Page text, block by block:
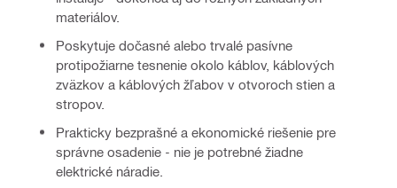
materiálov.
Poskytuje dočasné alebo trvalé pasívne
protipožiarne tesnenie okolo káblov, káblových
zväzkov a káblových žľabov v otvoroch stien a
stropov.
Prakticky bezprašné a ekonomické riešenie pre
správne osadenie - nie je potrebné žiadne
elektrické náradie.